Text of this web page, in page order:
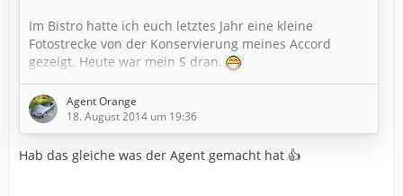
Im Bistro hatte ich euch letztes Jahr eine kleine
Fotostrecke von der Konservierung meines Accord
gezeigt. Heute war mein S dran.
Was die Hohlräume am Unterboden angeht, gibt es
beim S eine gute und eine schlechte Nachricht.
Die Schlechte: Eine "Untersuchung" per Endoskop hat
Agent Orange
18. August 2014 um 19:36
Hab das gleiche was der Agent gemacht hat 👍